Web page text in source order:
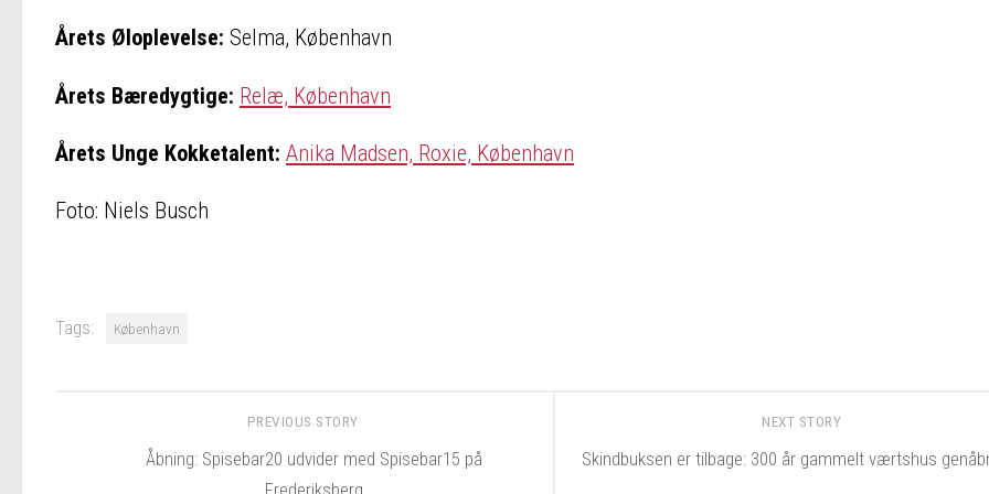
Årets Øloplevelse: Selma, København
Årets Bæredygtige: Relæ, København
Årets Unge Kokketalent: Anika Madsen, Roxie, København
Foto: Niels Busch
Tags: København
NEXT STORY
Skindbuksen er tilbage: 300 år gammelt værtshus
PREVIOUS STORY
Åbning: Spisebar20 udvider med Spisebar15 på
Frederiksberg